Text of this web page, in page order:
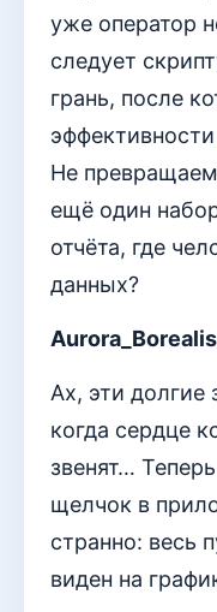
уже оператор
следует
грань, после
Не
ещё один
отчёта, где
данных?
Aurora_Borealis
Ах, эти долгие
когда сердце
звенят…
щелчок в
странно: весь
виден на